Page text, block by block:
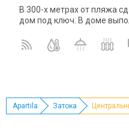
В 300-х метрах от пляжа
дом под ключ. В доме
Apartila Затока